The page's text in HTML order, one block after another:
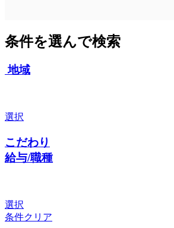
条件を選んで検索
地域
選択
こだわり
給与/職種
選択
条件クリア